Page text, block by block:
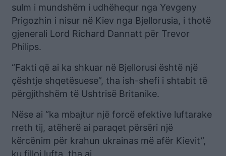
sulm i mundshëm i udhëhequr nga Yevgeny
Prigozhin i nisur në Kiev nga Bjellorusia, i thotë
gjenerali Lord Richard Dannatt për Trevor
Philips.
“Fakti që ai ka shkuar në Bjellorusi është një
çështje shqetësuese”, tha ish-shefi i shtabit të
përgjithshëm të Ushtrisë Britanike.
Nëse ai “ka mbajtur një forcë efektive luftarake
rreth tij, atëherë ai paraqet përsëri një
kërcënim për krahun ukrainas më afër Kievit”,
ku filloi lufta, tha ai.